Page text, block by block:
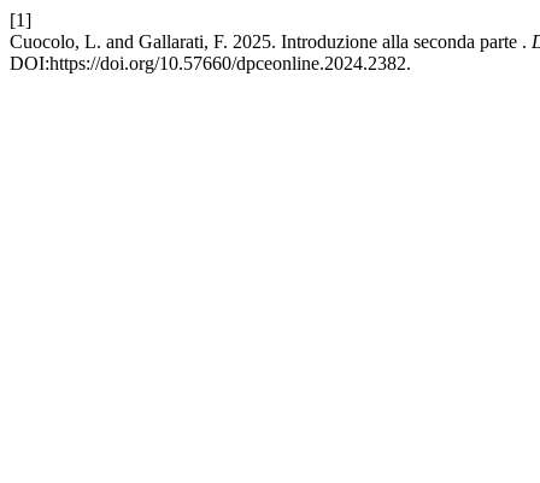
[1]
Cuocolo, L. and Gallarati, F. 2025. Introduzione alla seconda parte .
DOI:https://doi.org/10.57660/dpceonline.2024.2382.